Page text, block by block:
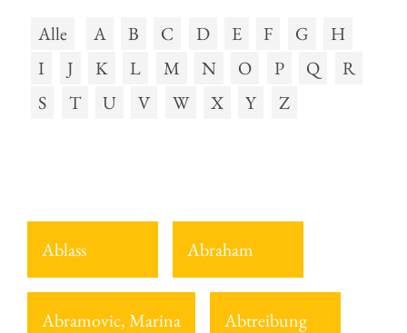
Alle A B C D E F G
H
I
J K L M N O P Q
R
S
T U V W X Y Z
Ablass Abraham
Abramovic, Marina Abtreibung